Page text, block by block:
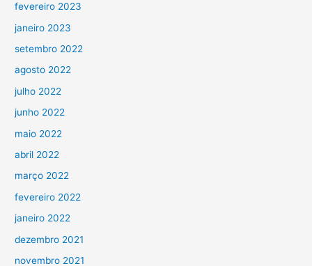
fevereiro 2023
janeiro 2023
setembro 2022
agosto 2022
julho 2022
junho 2022
maio 2022
abril 2022
março 2022
fevereiro 2022
janeiro 2022
dezembro 2021
novembro 2021